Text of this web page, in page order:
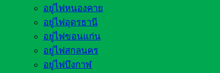
อยู่ไฟหนองคาย
อยู่ไฟอุดรธานี
อยู่ไฟขอนแก่น
อยู่ไฟสกลนคร
อยู่ไฟบึงกาฬ